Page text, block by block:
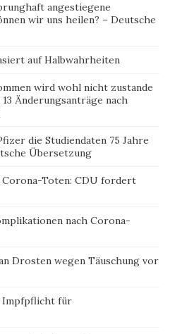
angestiegene
wir uns heilen? – Deutsche
auf Halbwahrheiten
wird wohl nicht zustande
Änderungsanträge nach
die Studiendaten 75 Jahre
Übersetzung
Corona-Toten: CDU fordert
nach Corona-
Drosten wegen Täuschung vor
Impfpflicht für